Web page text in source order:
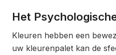
Het
Kleuren hebben een
uw kleurenpalet kan de